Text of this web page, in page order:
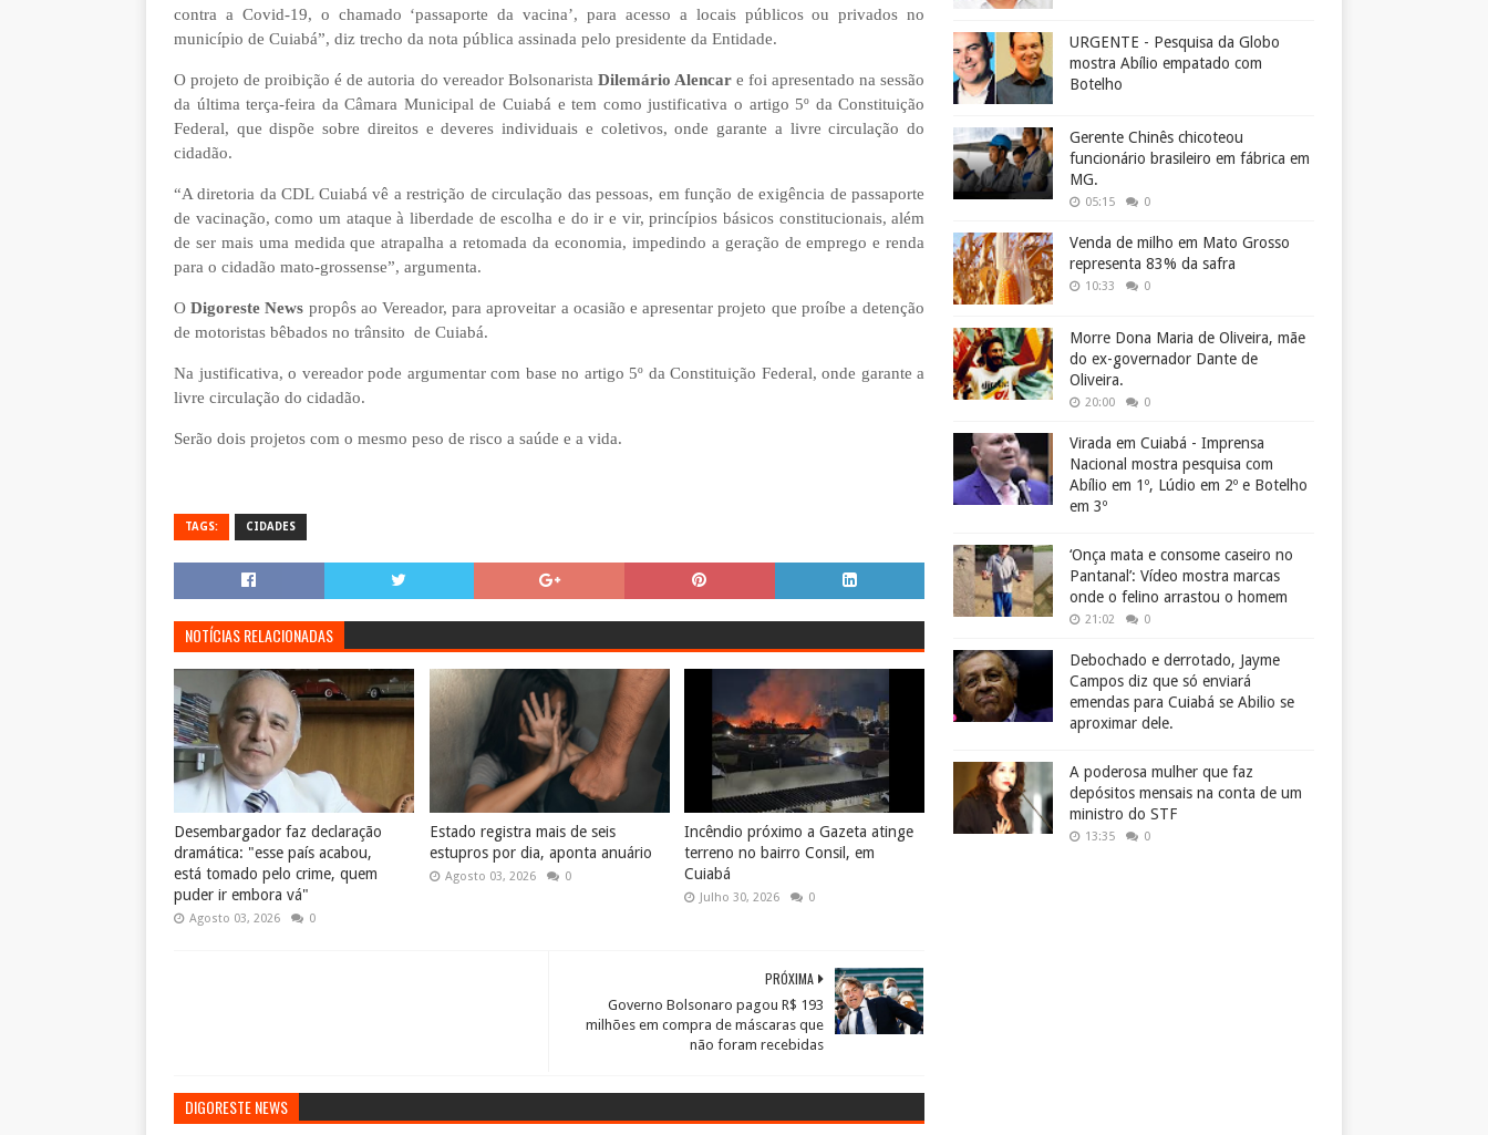
contra a Covid-19, o chamado ‘passaporte da vacina’, para acesso a locais públicos ou privados no
município de Cuiabá”, diz trecho da nota pública assinada pelo presidente da Entidade.
O projeto de proibição é de autoria do vereador Bolsonarista Dilemário Alencare foi apresentado na sessão
da última terça-feira da Câmara Municipal de Cuiabá e tem como justificativa o artigo 5º da Constituição
Federal, que dispõe sobre direitos e deveres individuais e coletivos, onde garante a livre circulação do
cidadão.
“A diretoria da CDL Cuiabá vê a restrição de circulação das pessoas, em função de exigência de passaporte
de vacinação, como um ataque à liberdade de escolha e do ir e vir, princípios básicos constitucionais, além
de ser mais uma medida que atrapalha a retomada da economia, impedindo a geração de emprego e renda
para o cidadão mato-grossense”, argumenta.
ODigoreste News propôs ao Vereador, para aproveitar a ocasião e apresentar projeto que proíbe a detenção
de motoristas bêbados no trânsito de Cuiabá.
Na justificativa, o vereador pode argumentar com base no artigo 5º da Constituição Federal, onde garante a
livre circulação do cidadão.
Serão dois projetos com o mesmo peso de risco a saúde e a vida.
TAGS: CIDADES
NOTÍCIAS RELACIONADAS
Desembargador faz declaração
dramática: "esse país acabou,
está tomado pelo crime, quem
puder ir embora vá"
Agosto 03, 2026 0
Estado registra mais de seis
estupros por dia, aponta anuário
Agosto 03, 2026 0
Incêndio próximo a Gazeta atinge
terreno no bairro Consil, em
Cuiabá
Julho 30, 2026 0
PRÓXIMA
Governo Bolsonaro pagou R$ 193
milhões em compra de máscaras que
não foram recebidas
DIGORESTE NEWS
URGENTE - Pesquisa da Globo
mostra Abílio empatado com
Botelho
Gerente Chinês chicoteou
funcionário brasileiro em fábrica em
MG.
05:15 0
Venda de milho em Mato Grosso
representa 83% da safra
10:33 0
Morre Dona Maria de Oliveira, mãe
do ex-governador Dante de
Oliveira.
20:00 0
Virada em Cuiabá - Imprensa
Nacional mostra pesquisa com
Abílio em 1º, Lúdio em 2º e Botelho
em 3º
‘Onça mata e consome caseiro no
Pantanal’: Vídeo mostra marcas
onde o felino arrastou o homem
21:02 0
Debochado e derrotado, Jayme
Campos diz que só enviará
emendas para Cuiabá se Abilio se
aproximar dele.
A poderosa mulher que faz
depósitos mensais na conta de um
ministro do STF
13:35 0